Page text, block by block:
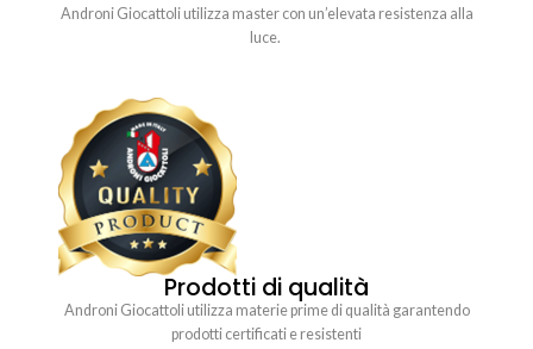
Androni Giocattoli utilizza master con un’elevata resistenza alla
luce.
Prodotti di qualità
Androni Giocattoli utilizza materie prime di qualità garantendo
prodotti certificati e resistenti